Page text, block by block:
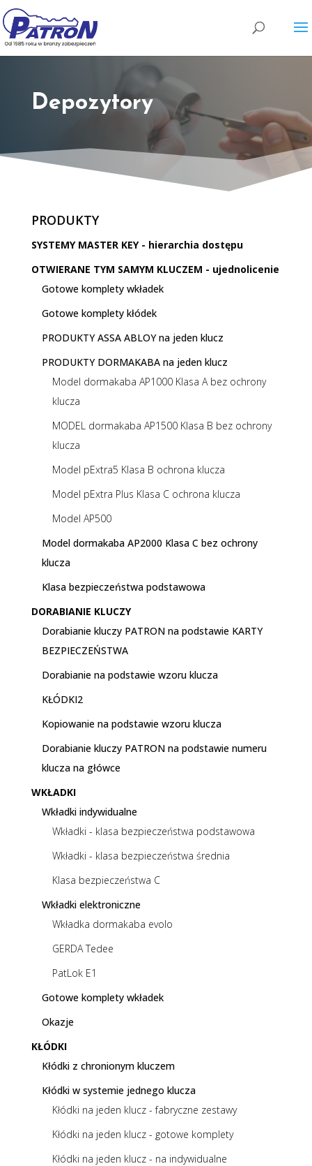
Wyszukiwarka
produktów
Depozytory
PRODUKTY
SYSTEMY MASTER KEY - hierarchia dostępu
OTWIERANE TYM SAMYM KLUCZEM - ujednolicenie
Gotowe komplety wkładek
Gotowe komplety kłódek
PRODUKTY ASSA ABLOY na jeden klucz
PRODUKTY DORMAKABA na jeden klucz
Model dormakaba AP1000 Klasa A bez ochrony
klucza
MODEL dormakaba AP1500 Klasa B bez ochrony
klucza
Model pExtra5 Klasa B ochrona klucza
Model pExtra Plus Klasa C ochrona klucza
Model AP500
Model dormakaba AP2000 Klasa C bez ochrony
klucza
Klasa bezpieczeństwa podstawowa
DORABIANIE KLUCZY
Dorabianie kluczy PATRON na podstawie KARTY
BEZPIECZEŃSTWA
Dorabianie na podstawie wzoru klucza
KŁÓDKI2
Kopiowanie na podstawie wzoru klucza
Dorabianie kluczy PATRON na podstawie numeru
klucza na główce
WKŁADKI
Wkładki indywidualne
Wkładki - klasa bezpieczeństwa podstawowa
Wkładki - klasa bezpieczeństwa średnia
Klasa bezpieczeństwa C
Wkładki elektroniczne
Wkładka dormakaba evolo
GERDA Tedee
PatLok E1
Gotowe komplety wkładek
Okazje
KŁÓDKI
Kłódki z chronionym kluczem
Kłódki w systemie jednego klucza
Kłódki na jeden klucz - fabryczne zestawy
Kłódki na jeden klucz - gotowe komplety
Kłódki na jeden klucz - na indywidualne